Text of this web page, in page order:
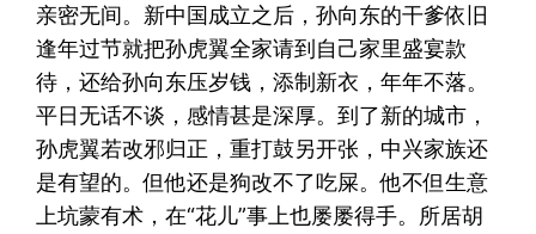
亲密无间。新中国成立之后，孙向东的干爹依旧
逢年过节就把孙虎翼全家请到自己家里盛宴款
待，还给孙向东压岁钱，添制新衣，年年不落。
平日无话不谈，感情甚是深厚。到了新的城市，
孙虎翼若改邪归正，重打鼓另开张，中兴家族还
是有望的。但他还是狗改不了吃屎。他不但生意
上坑蒙有术，在“花儿”事上也屡屡得手。所居胡